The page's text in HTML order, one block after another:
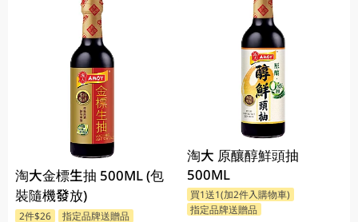
淘大金標生抽 500ML (包
裝隨機發放)
2件$26 指定品牌送贈品
淘大 原釀醇鮮頭抽
500ML
買1送1(加2件入購物車)
指定品牌送贈品